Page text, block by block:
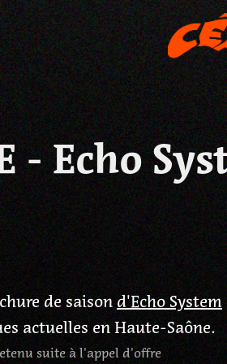
- Echo
de saisond'Echo System
actuelles en Haute-Saône.
suite à l'appel d'offre